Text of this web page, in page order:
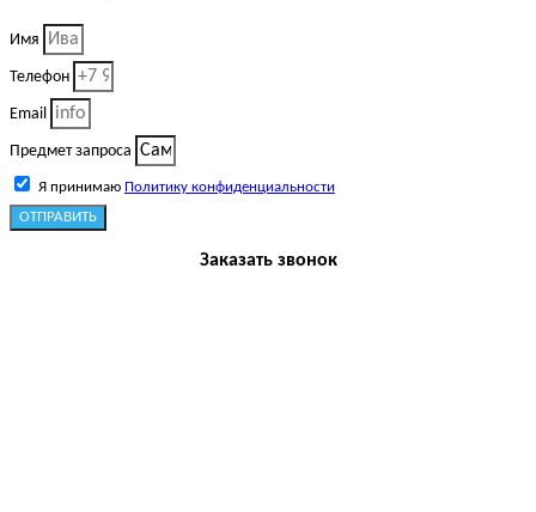
Имя
Телефон
Email
Предмет запроса
Я принимаю Политику конфиденциальности
ОТПРАВИТЬ
Заказать звонок